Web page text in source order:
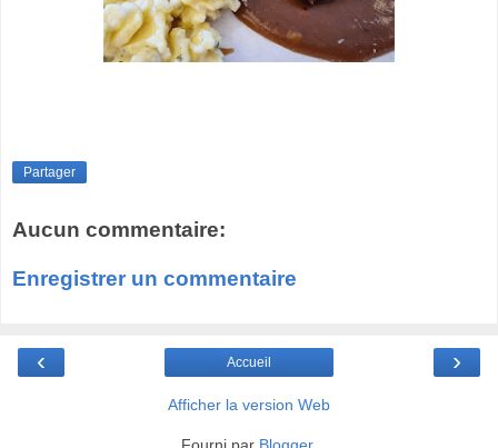
Partager
Aucun commentaire:
Enregistrer un commentaire
‹ ›
Accueil
Afficher la version Web